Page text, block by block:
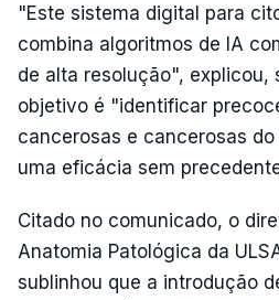
"Este sistema digital para
combina algoritmos de IA
de alta resolução", explicou,
objetivo é "identificar
cancerosas e cancerosas
uma eficácia sem
Citado no comunicado, o
Anatomia Patológica da
sublinhou que a introdução